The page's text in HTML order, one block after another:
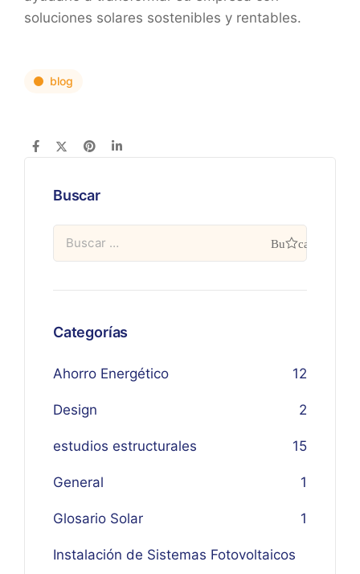
soluciones solares sostenibles y rentables.
blog
Buscar
Categorías
Ahorro Energético 12
Design 2
estudios estructurales 15
General 1
Glosario Solar 1
Instalación de Sistemas Fotovoltaicos